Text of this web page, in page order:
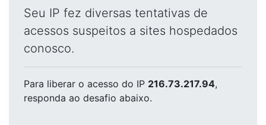
Seu IP fez diversas tentativas de
acessos suspeitos a sites hospedados
conosco.
Para liberar o acesso do IP 216.73.217.94,
responda ao desafio abaixo.